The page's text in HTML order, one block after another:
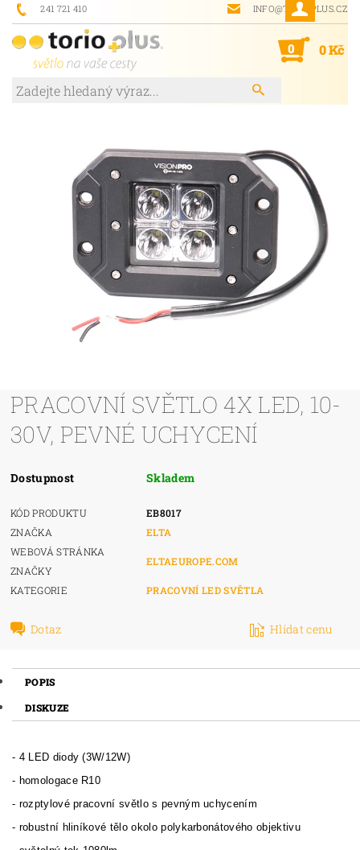
241 721 410 INFO@TORIOPLUS.CZ
0 0 Kč
PRACOVNÍ SVĚTLO 4X LED, 10-
30V, PEVNÉ UCHYCENÍ
Dostupnost Skladem
KÓD PRODUKTU
EB8017
ZNAČKA
ELTA
WEBOVÁ STRÁNKA
ZNAČKY
ELTAEUROPE.COM
KATEGORIE PRACOVNÍ LED SVĚTLA
Dotaz Hlídat cenu
POPIS
DISKUZE
- 4 LED diody (3W/12W)
- homologace R10
- rozptylové pracovní světlo s pevným uchycením
- robustní hliníkové tělo okolo polykarbonátového objektivu